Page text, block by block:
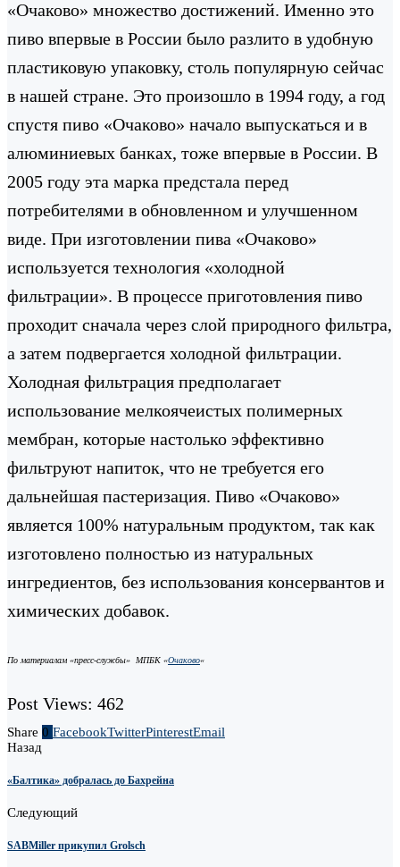
«Очаково» множество достижений. Именно это
пиво впервые в России было разлито в удобную
пластиковую упаковку, столь популярную сейчас
в нашей стране. Это произошло в 1994 году, а год
спустя пиво «Очаково» начало выпускаться и в
алюминиевых банках, тоже впервые в России. В
2005 году эта марка предстала перед
потребителями в обновленном и улучшенном
виде. При изготовлении пива «Очаково»
используется технология «холодной
фильтрации». В процессе приготовления пиво
проходит сначала через слой природного фильтра,
а затем подвергается холодной фильтрации.
Холодная фильтрация предполагает
использование мелкоячеистых полимерных
мембран, которые настолько эффективно
фильтруют напиток, что не требуется его
дальнейшая пастеризация. Пиво «Очаково»
является 100% натуральным продуктом, так как
изготовлено полностью из натуральных
ингредиентов, без использования консервантов и
химических добавок.
По материалам «пресс-службы» МПБК «Очаково«
Post Views: 462
Share 0 FacebookTwitterPinterestEmail
Назад
«Балтика» добралась до Бахрейна
Следующий
SABMiller прикупил Grolsch